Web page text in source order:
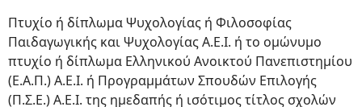
Πτυχίο ή δίπλωμα Ψυχολογίας ή Φιλοσοφίας
Παιδαγωγικής και Ψυχολογίας Α.Ε.Ι. ή το ομώνυμο
πτυχίο ή δίπλωμα Ελληνικού Ανοικτού Πανεπιστημίου
(Ε.Α.Π.) Α.Ε.Ι. ή Προγραμμάτων Σπουδών Επιλογής
(Π.Σ.Ε.) Α.Ε.Ι. της ημεδαπής ή ισότιμος τίτλος σχολών